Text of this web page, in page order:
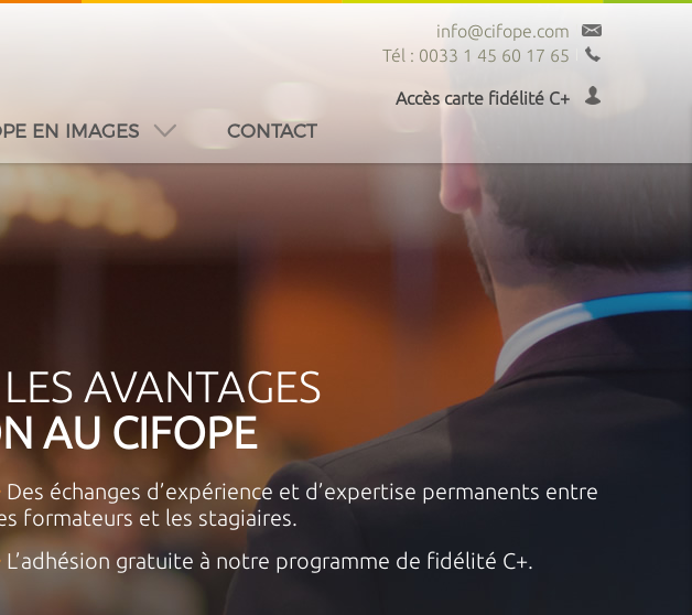
info@cifope.com
Tél : 0033 1 45 60 17 65
Accès carte fidélité C+
EN IMAGES CONTACT
AVANTAGES
AU CIFOPE
Des échanges d’expérience et d’expertise permanents entre
formateurs et les stagiaires.
L’adhésion gratuite à notre programme de fidélité C+.